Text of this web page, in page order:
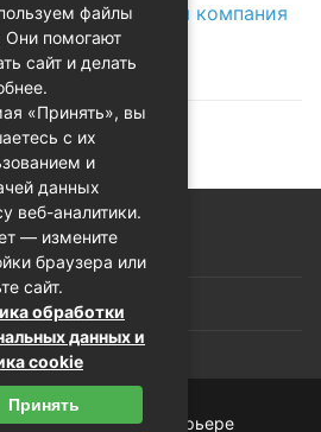
Логистическая компания
надежность и
месте
лепнина в интерьере
файлы
Они помогают
сайт и делать
«Принять», вы
с их
и
данных
веб-аналитики.
— измените
браузера или
сайт.
обработки
данных и
cookie
Принять